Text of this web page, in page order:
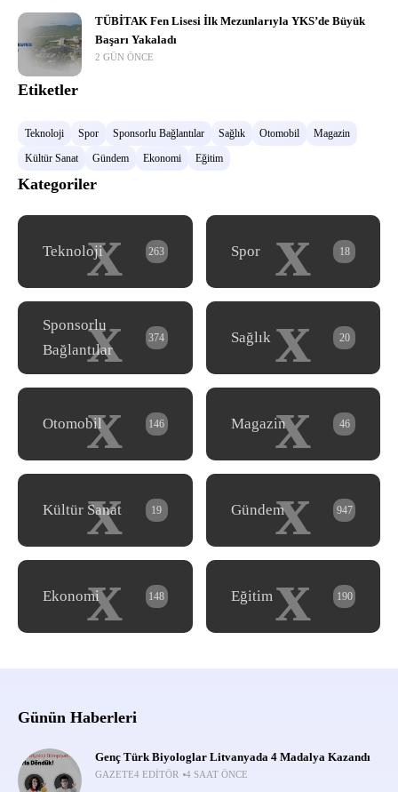
TÜBİTAK Fen Lisesi İlk Mezunlarıyla YKS’de Büyük
Başarı Yakaladı
2 GÜN ÖNCE
Etiketler
Teknoloji Spor Sponsorlu Bağlantılar Sağlık Otomobil
Magazin
Kültür Sanat
Gündem Ekonomi Eğitim
Kategoriler
x
Teknoloji 263 x
Spor 18
x
Sponsorlu
Bağlantılar
374 x
Sağlık 20
x
Otomobil 146 x
Magazin 46
x
Kültür Sanat 19 x
Gündem 947
x
Ekonomi 148 x
Eğitim 190
Günün Haberleri
Genç Türk Biyologlar Litvanyada 4 Madalya Kazandı
GAZETE4 EDITÖR 4 SAAT ÖNCE